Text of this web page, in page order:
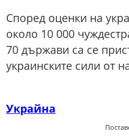
Според оценки на
около 10 000
70 държави са се
украинските сили от
Украйна